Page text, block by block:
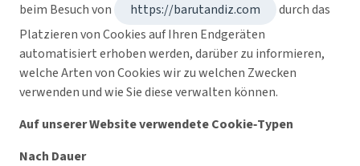
beim Besuch von
https://barutandiz.com
durch das
Platzieren von Cookies auf Ihren Endgeräten
automatisiert erhoben werden, darüber zu informieren,
welche Arten von Cookies wir zu welchen Zwecken
verwenden und wie Sie diese verwalten können.
Auf unserer Website verwendete Cookie‑Typen
Nach Dauer